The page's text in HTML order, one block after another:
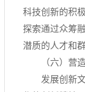
科技创新的积
探索通过众筹
潜质的人才和
（六）营
发展创新